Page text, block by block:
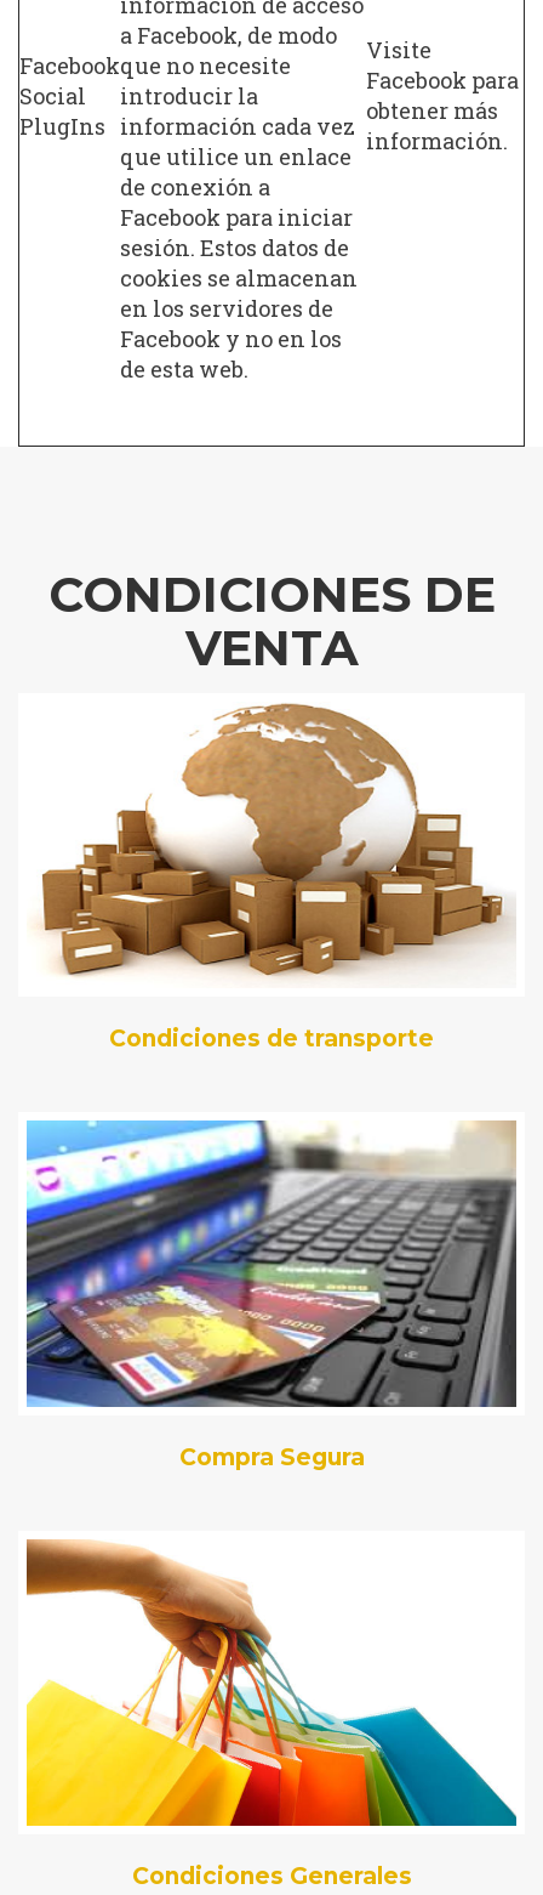
Facebook
Social
PlugIns
a Facebook, de modo
que no necesite
introducir la
información cada vez
que utilice un enlace
de conexión a
Facebook para iniciar
sesión. Estos datos de
cookies se almacenan
en los servidores de
Facebook y no en los
de esta web.
Visite
Facebook para
obtener más
información.
CONDICIONES DE
VENTA
Condiciones de transporte
Compra Segura
Condiciones Generales